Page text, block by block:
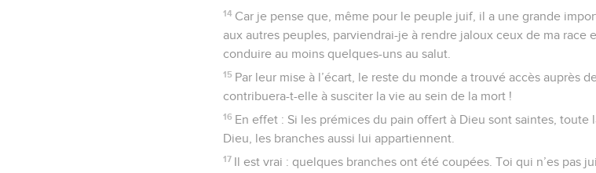
14 Car je pense que, même pour le peuple juif, il a une grande
aux autres peuples, parviendrai-je à rendre jaloux ceux de ma race
conduire au moins quelques-uns au salut.
15 Par leur mise à l’écart, le reste du monde a trouvé accès auprès
contribuera-t-elle à susciter la vie au sein de la mort !
16 En effet : Si les prémices du pain offert à Dieu sont saintes,
Dieu, les branches aussi lui appartiennent.
17 Il est vrai : quelques branches ont été coupées. Toi qui n’es pas